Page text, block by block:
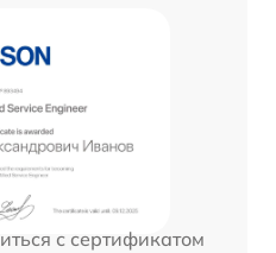
с сертификатом